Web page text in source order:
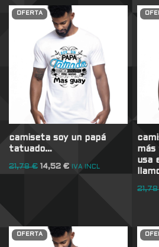
OFERTA
camiseta soy un papá
tatuado…
21,78€ 14,52 € IVA INCL
usa
OFERTA